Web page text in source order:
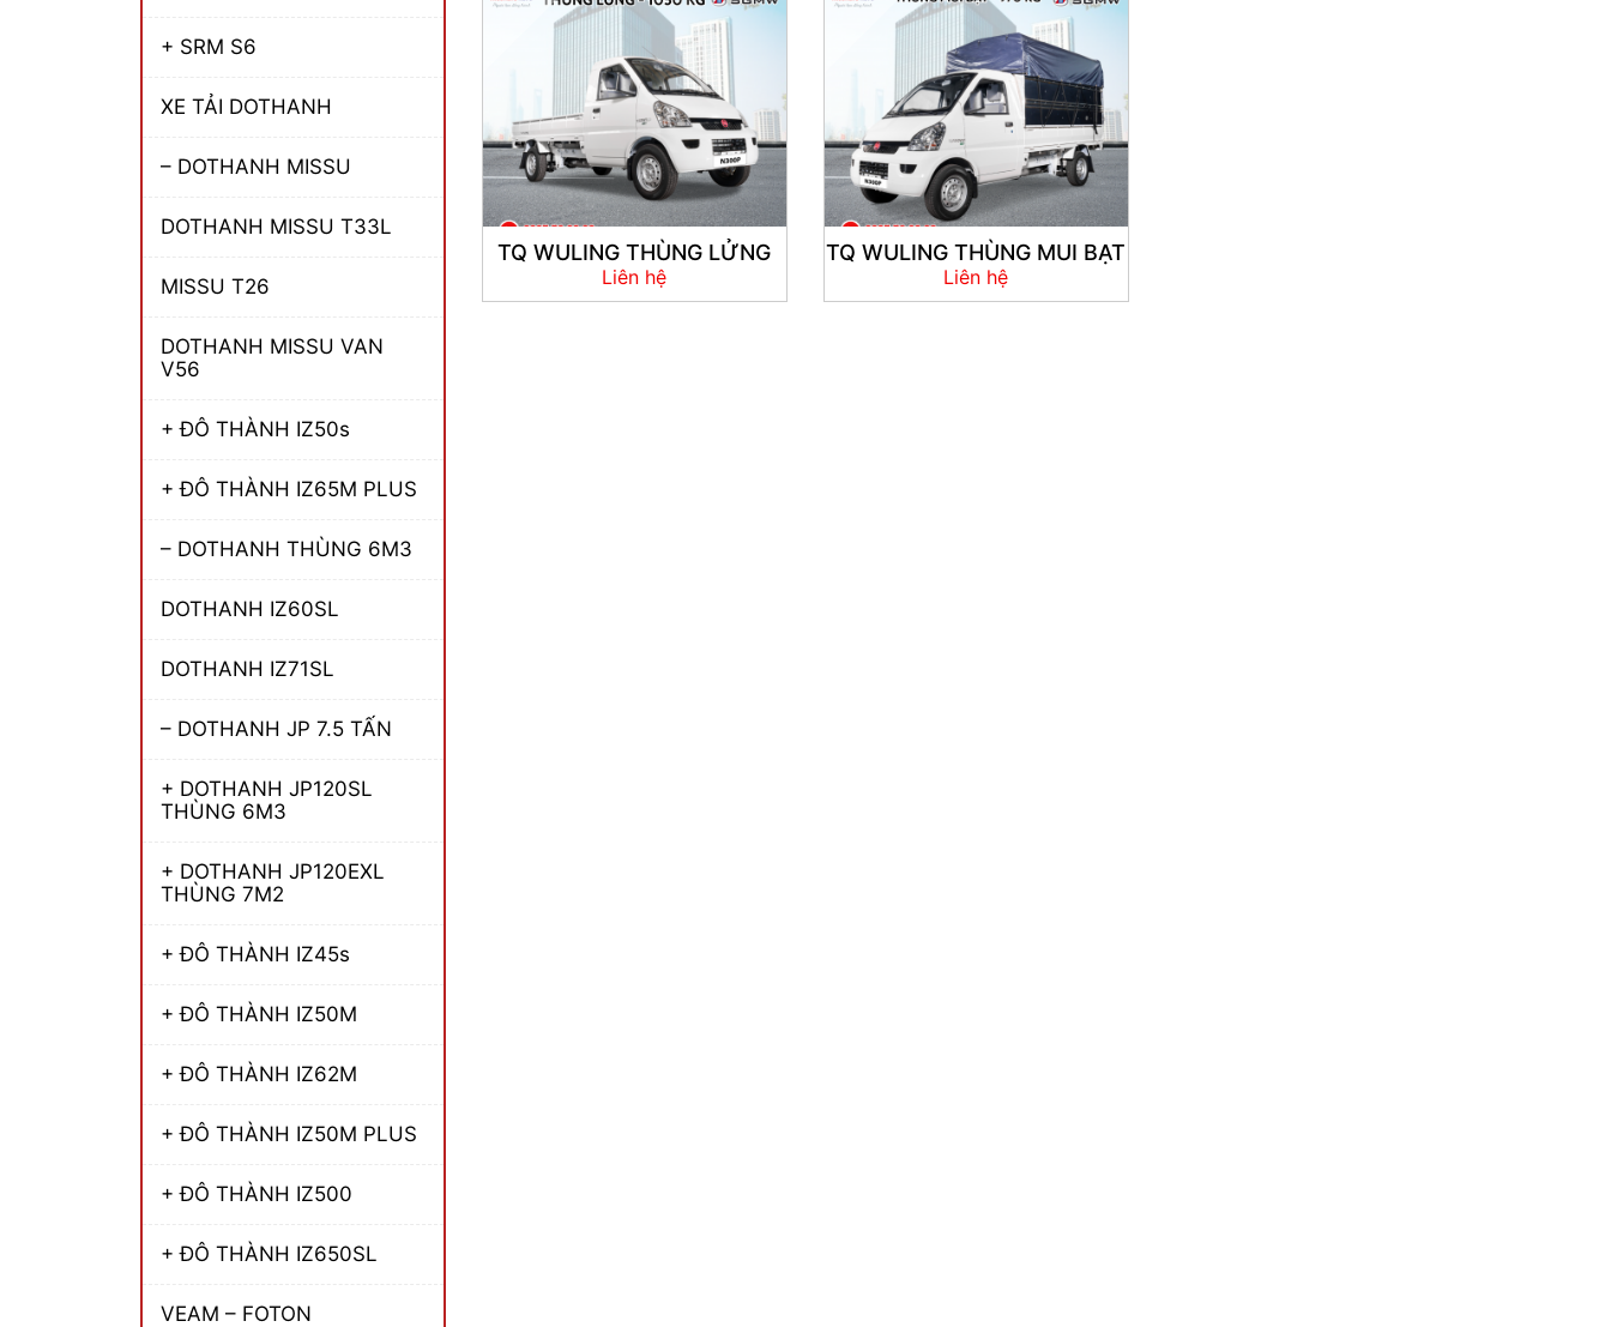
+ SRM S6
XE TẢI DOTHANH
– DOTHANH MISSU
DOTHANH MISSU T33L
MISSU T26
DOTHANH MISSU VAN
V56
+ ĐÔ THÀNH IZ50s
+ ĐÔ THÀNH IZ65M PLUS
– DOTHANH THÙNG 6M3
DOTHANH IZ60SL
DOTHANH IZ71SL
– DOTHANH JP 7.5 TẤN
+ DOTHANH JP120SL
THÙNG 6M3
+ DOTHANH JP120EXL
THÙNG 7M2
+ ĐÔ THÀNH IZ45s
+ ĐÔ THÀNH IZ50M
+ ĐÔ THÀNH IZ62M
+ ĐÔ THÀNH IZ50M PLUS
+ ĐÔ THÀNH IZ500
+ ĐÔ THÀNH IZ650SL
VEAM – FOTON
TQ WULING THÙNG LỬNG
Liên hệ
TQ WULING THÙNG MUI BẠT
Liên hệ